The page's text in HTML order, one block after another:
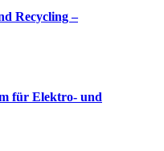
Recycling –
für Elektro- und